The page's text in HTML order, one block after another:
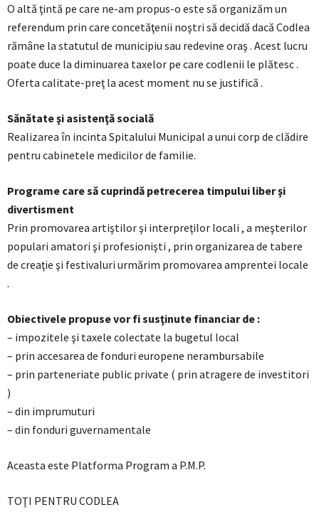
O altă ţintă pe care ne-am propus-o este să organizăm un
referendum prin care concetăţenii noştri să decidă dacă Codlea
rămâne la statutul de municipiu sau redevine oraş . Acest lucru
poate duce la diminuarea taxelor pe care codlenii le plătesc .
Oferta calitate-preţ la acest moment nu se justifică .
Sănătate şi asistenţă socială
Realizarea în incinta Spitalului Municipal a unui corp de clădire
pentru cabinetele medicilor de familie.
Programe care să cuprindă petrecerea timpului liber şi
divertisment
Prin promovarea artiştilor şi interpreţilor locali , a meşterilor
populari amatori şi profesionişti , prin organizarea de tabere
de creaţie şi festivaluri urmărim promovarea amprentei locale
.
Obiectivele propuse vor fi susţinute financiar de :
– impozitele şi taxele colectate la bugetul local
– prin accesarea de fonduri europene nerambursabile
– prin parteneriate public private ( prin atragere de investitori
)
– din imprumuturi
– din fonduri guvernamentale
Aceasta este Platforma Program a P.M.P.
TOŢI PENTRU CODLEA